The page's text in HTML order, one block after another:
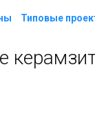
Типовые